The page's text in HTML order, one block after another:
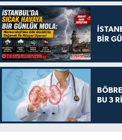
BİR
BU 3